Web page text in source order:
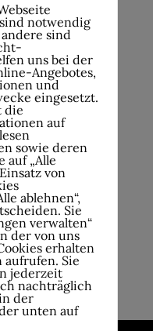
notwendig
sind
uns bei der
Angebotes,
und
eingesetzt.
die
auf
sowie deren
auf „Alle
von
ablehnen“,
Sie
verwalten“
der von uns
erhalten
Sie
jederzeit
nachträglich
der
unten auf